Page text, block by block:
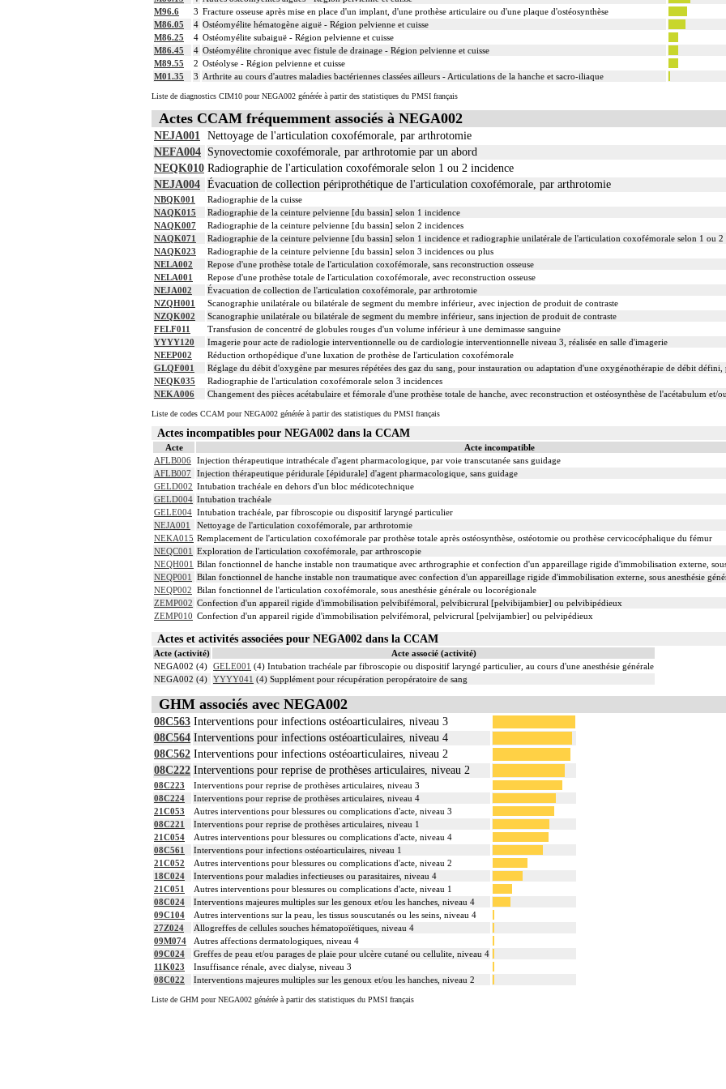
Tout acte thérapeutique, par arthroscopie inclut le nettoyage de l'articulation traitée.
14
Toute arthrotomie inclut l'arthroscopie peropératoire éventuelle.
M96.6
3 Fracture osseuse après mise en place d'un implant, d'une prothèse articulaire ou d'une plaque d'ostéosynthèse
M86.05
4 Ostéomyélite hématogène aiguë - Région pelvienne et cuisse
M86.25
4 Ostéomyélite subaiguë - Région pelvienne et cuisse
M86.45
4 Ostéomyélite chronique avec fistule de drainage - Région pelvienne et cuisse
M89.55
2 Ostéolyse - Région pelvienne et cuisse
M01.35
3 Arthrite au cours d'autres maladies bactériennes classées ailleurs - Articulations de la hanche et sacro-iliaque
Liste de diagnostics CIM10 pour NEGA002 générée à partir des statistiques du PMSI français
Actes CCAM fréquemment associés à NEGA002
NEJA001 Nettoyage de l'articulation coxofémorale, par arthrotomie
NEFA004 Synovectomie coxofémorale, par arthrotomie par un abord
NEQK010 Radiographie de l'articulation coxofémorale selon 1 ou 2 incidence
NEJA004 Évacuation de collection périprothétique de l'articulation coxofémorale, par arthrotomie
NBQK001
Radiographie de la cuisse
NAQK015
Radiographie de la ceinture pelvienne [du bassin] selon 1 incidence
NAQK007
Radiographie de la ceinture pelvienne [du bassin] selon 2 incidences
NAQK071
Radiographie de la ceinture pelvienne [du bassin] selon 1 incidence et radiographie unilatérale de l'articulation coxofémorale selon 1 ou 2
NAQK023
Radiographie de la ceinture pelvienne [du bassin] selon 3 incidences ou plus
NELA002
Repose d'une prothèse totale de l'articulation coxofémorale, sans reconstruction osseuse
NELA001
Repose d'une prothèse totale de l'articulation coxofémorale, avec reconstruction osseuse
NEJA002
Évacuation de collection de l'articulation coxofémorale, par arthrotomie
NZQH001
Scanographie unilatérale ou bilatérale de segment du membre inférieur, avec injection de produit de contraste
NZQK002
Scanographie unilatérale ou bilatérale de segment du membre inférieur, sans injection de produit de contraste
FELF011
Transfusion de concentré de globules rouges d'un volume inférieur à une demimasse sanguine
YYYY120
Imagerie pour acte de radiologie interventionnelle ou de cardiologie interventionnelle niveau 3, réalisée en salle d'imagerie
NEEP002
Réduction orthopédique d'une luxation de prothèse de l'articulation coxofémorale
GLQF001
Réglage du débit d'oxygène par mesures répétées des gaz du sang, pour instauration ou adaptation d'une oxygénothérapie de débit défini,
NEQK035
Radiographie de l'articulation coxofémorale selon 3 incidences
NEKA006
Changement des pièces acétabulaire et fémorale d'une prothèse totale de hanche, avec reconstruction et ostéosynthèse de l'acétabulum et/
Liste de codes CCAM pour NEGA002 générée à partir des statistiques du PMSI français
Actes incompatibles pour NEGA002 dans la CCAM
Acte
Acte incompatible
AFLB006 Injection thérapeutique intrathécale d'agent pharmacologique, par voie transcutanée sans guidage
AFLB007
Injection thérapeutique péridurale [épidurale] d'agent pharmacologique, sans guidage
GELD002 Intubation trachéale en dehors d'un bloc médicotechnique
GELD004 Intubation trachéale
GELE004 Intubation trachéale, par fibroscopie ou dispositif laryngé particulier
NEJA001
Nettoyage de l'articulation coxofémorale, par arthrotomie
NEKA015 Remplacement de l'articulation coxofémorale par prothèse totale après ostéosynthèse, ostéotomie ou prothèse cervicocéphalique du fémur
NEQC001 Exploration de l'articulation coxofémorale, par arthroscopie
NEQH001 Bilan fonctionnel de hanche instable non traumatique avec arthrographie et confection d'un appareillage rigide d'immobilisation externe,
NEQP001 Bilan fonctionnel de hanche instable non traumatique avec confection d'un appareillage rigide d'immobilisation externe, sous anesthésie
NEQP002 Bilan fonctionnel de l'articulation coxofémorale, sous anesthésie générale ou locorégionale
ZEMP002 Confection d'un appareil rigide d'immobilisation pelvibifémoral, pelvibicrural [pelvibijambier] ou pelvibipédieux
ZEMP010 Confection d'un appareil rigide d'immobilisation pelvifémoral, pelvicrural [pelvijambier] ou pelvipédieux
Actes et activités associées pour NEGA002 dans la CCAM
Acte (activité)
Acte associé (activité)
NEGA002 (4) GELE001 (4) Intubation trachéale par fibroscopie ou dispositif laryngé particulier, au cours d'une anesthésie générale
NEGA002 (4) YYYY041 (4) Supplément pour récupération peropératoire de sang
GHM associés avec NEGA002
08C563 Interventions pour infections ostéoarticulaires, niveau 3
08C564 Interventions pour infections ostéoarticulaires, niveau 4
08C562 Interventions pour infections ostéoarticulaires, niveau 2
08C222 Interventions pour reprise de prothèses articulaires, niveau 2
08C223
Interventions pour reprise de prothèses articulaires, niveau 3
08C224
Interventions pour reprise de prothèses articulaires, niveau 4
21C053
Autres interventions pour blessures ou complications d'acte, niveau 3
08C221
Interventions pour reprise de prothèses articulaires, niveau 1
21C054
Autres interventions pour blessures ou complications d'acte, niveau 4
08C561
Interventions pour infections ostéoarticulaires, niveau 1
21C052
Autres interventions pour blessures ou complications d'acte, niveau 2
18C024
Interventions pour maladies infectieuses ou parasitaires, niveau 4
21C051
Autres interventions pour blessures ou complications d'acte, niveau 1
08C024
Interventions majeures multiples sur les genoux et/ou les hanches, niveau 4
09C104
Autres interventions sur la peau, les tissus souscutanés ou les seins, niveau 4
27Z024
Allogreffes de cellules souches hématopoïétiques, niveau 4
09M074
Autres affections dermatologiques, niveau 4
09C024
Greffes de peau et/ou parages de plaie pour ulcère cutané ou cellulite, niveau 4
11K023
Insuffisance rénale, avec dialyse, niveau 3
08C022
Interventions majeures multiples sur les genoux et/ou les hanches, niveau 2
Liste de GHM pour NEGA002 générée à partir des statistiques du PMSI français